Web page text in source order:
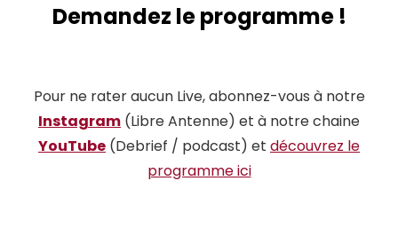
Demandez le programme !
Pour ne rater aucun Live, abonnez-vous à notre
Instagram (Libre Antenne) et à notre chaine
YouTube (Debrief / podcast) et découvrez le
programme ici